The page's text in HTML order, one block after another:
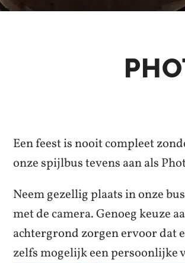
Een feest is nooit compleet
onze spijlbus tevens aan als
Neem gezellig plaats in onze
met de camera. Genoeg keuze
achtergrond zorgen ervoor dat
zelfs mogelijk een persoonlijke